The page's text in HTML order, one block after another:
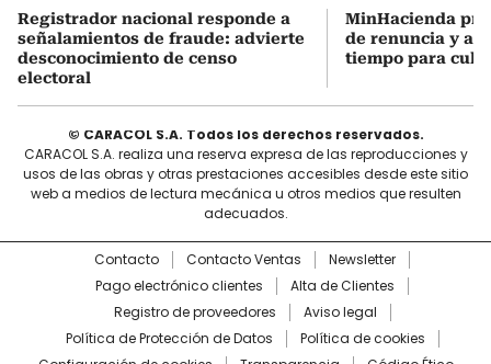
Registrador nacional responde a
señalamientos de fraude: advierte
desconocimiento de censo
electoral
MinHacienda
de renuncia y
tiempo para
© CARACOL S.A. Todos los derechos reservados.
CARACOL S.A. realiza una reserva expresa de las reproducciones y
usos de las obras y otras prestaciones accesibles desde este sitio
web a medios de lectura mecánica u otros medios que resulten
adecuados.
Contacto Contacto Ventas
Newsletter
Pago electrónico clientes
Alta de Clientes
Registro de proveedores
Aviso legal
Política de Protección de Datos
Política de cookies